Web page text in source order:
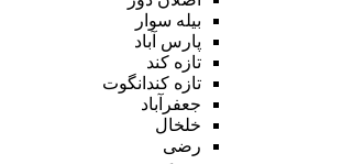
بیله سوار
پارس آباد
تازه کند
تازه کندانگوت
جعفرآباد
خلخال
رضی